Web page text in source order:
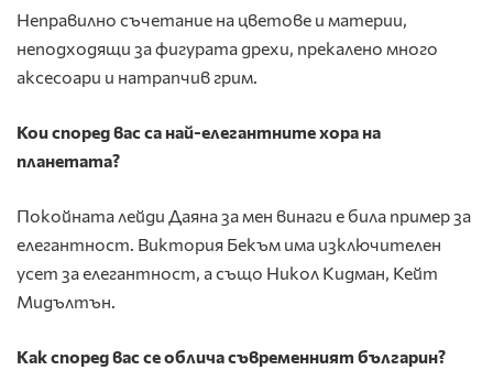
Неправилно съчетание на цветове и материи,
неподходящи за фигурата дрехи, прекалено много
аксесоари и натрапчив грим.
Кои според вас са най-елегантните хора на
планетата?
Покойната лейди Даяна за мен винаги е била пример за
елегантност. Виктория Бекъм има изключителен
усет за елегантност, а също Никол Кидман, Кейт
Мидълтън.
Как според вас се облича съвременният българин?